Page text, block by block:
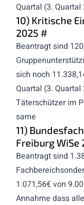
Quartal (3.
10) Kritische
2025 #
Beantragt sind
sich noch
Quartal (3.
Täterschützer im
same
11)
Freiburg WiSe
Beantragt sind
1.071,56€ von
Annahme dass